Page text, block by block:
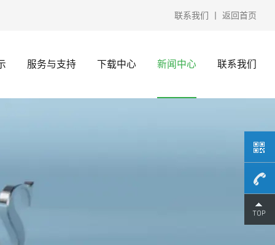
联系我们 返回首页
服务与支持 下载中心 新闻中心 联系我们